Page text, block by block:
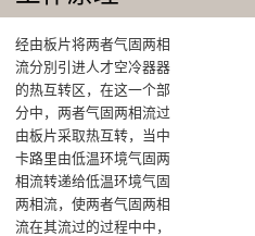
经由板片将两者气固两相
流分別引进人才空冷器器
的热互转区，在这一个部
分中，两者气固两相流过
由板片采取热互转，当中
卡路里由低温环境气固两
相流转递给低温环境气固
两相流，使两者气固两相
流在其流过的过程中中，